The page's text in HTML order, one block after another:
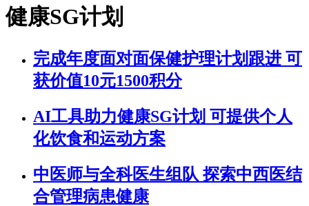
健康SG计划
完成年度面对面保健护理计划跟进 可
获价值10元1500积分
AI工具助力健康SG计划 可提供个人
化饮食和运动方案
中医师与全科医生组队 探索中西医结
合管理病患健康